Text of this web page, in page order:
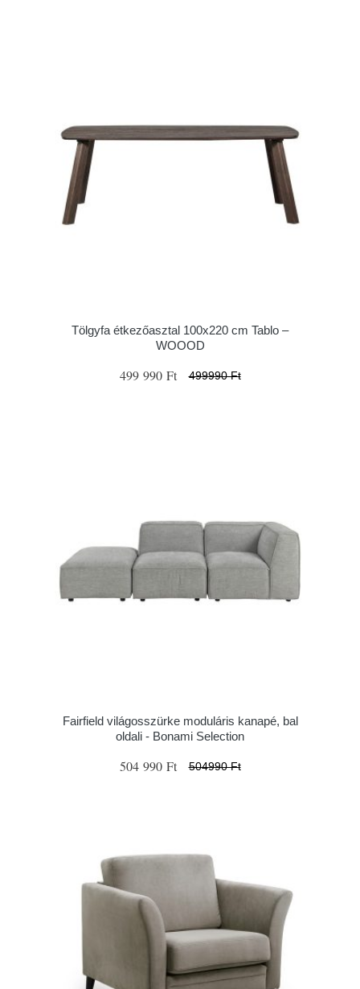
Tölgyfa étkezőasztal 100x220 cm Tablo –
WOOOD
499 990 Ft 499990 Ft
Fairfield világosszürke moduláris kanapé, bal
oldali - Bonami Selection
504 990 Ft 504990 Ft